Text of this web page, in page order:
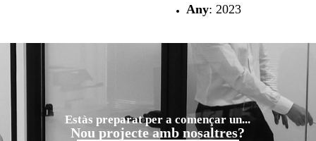
Any: 2023
Estàs preparat per a començar un...
Nou projecte amb nosaltres?